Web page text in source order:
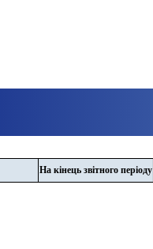
На кінець звітного періоду